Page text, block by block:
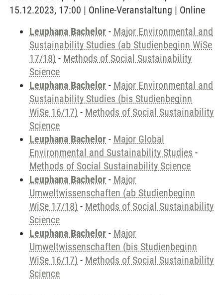
15.12.2023, 17:00 | Online-Veranstaltung | Online
Leuphana Bachelor - Major Environmental and
Sustainability Studies (ab Studienbeginn WiSe
17/18) - Methods of Social Sustainability
Science
Leuphana Bachelor - Major Environmental and
Sustainability Studies (bis Studienbeginn
WiSe 16/17) - Methods of Social Sustainability
Science
Leuphana Bachelor - Major Global
Environmental and Sustainability Studies -
Methods of Social Sustainability Science
Leuphana Bachelor - Major
Umweltwissenschaften (ab Studienbeginn
WiSe 17/18) - Methods of Social Sustainability
Science
Leuphana Bachelor - Major
Umweltwissenschaften (bis Studienbeginn
WiSe 16/17) - Methods of Social Sustainability
Science